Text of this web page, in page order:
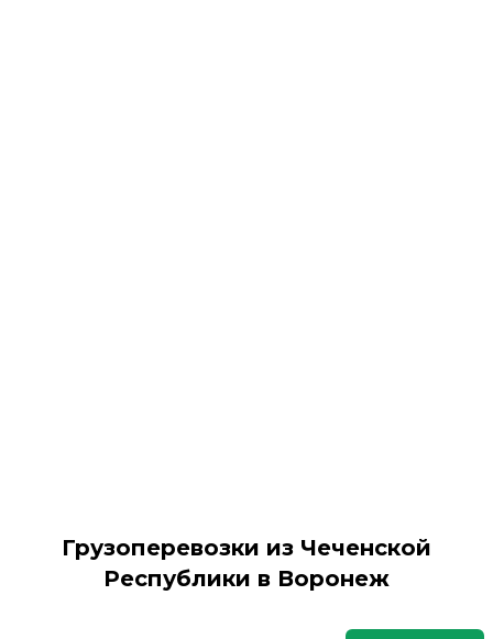
Грузоперевозки из Чеченской
Республики в Воронеж